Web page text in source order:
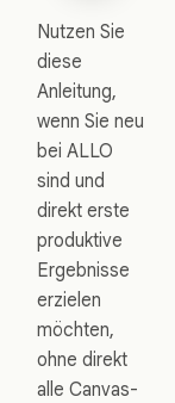
Nutzen Sie
diese
Anleitung,
wenn Sie neu
bei ALLO
sind und
direkt erste
produktive
Ergebnisse
erzielen
möchten,
ohne direkt
alle Canvas-